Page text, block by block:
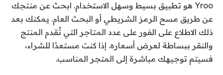
Yroo هو تطبيق بسيط وسهل الاستخدام. ابحث عن منتجك
عن طريق مسح الرمز الشريطي أو البحث العام. يمكنك بعد
ذلك الاطلاع على الفور على عدد المتاجر التي تُقدم المنتج
والنقر ببساطة لعرض أسعاره. إذا كنت مستعدًا للشراء،
فسيتم توجيهك مباشرة إلى المتجر المناسب.